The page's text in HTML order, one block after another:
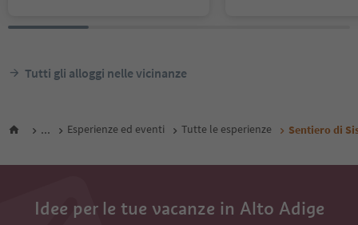
Tutti gli alloggi nelle vicinanze
... Esperienze ed eventi Tutte le esperienze Sentiero di
Idee per le tue vacanze in Alto Adige